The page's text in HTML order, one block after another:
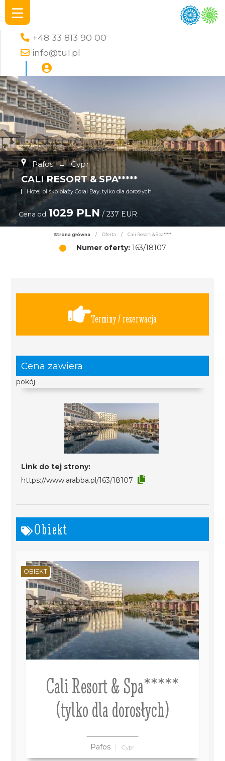
+48 33 813 90 00
info@tu1.pl
Pafos → Cypr
CALI RESORT & SPA*****
Hotel blisko plaży Coral Bay, tylko dla dorosłych
Cena od 1029 PLN / 237 EUR
Strona główna / Oferta / Cali Resort & Spa*****
Numer oferty:163/18107
Terminy / rezerwacja
Cena zawiera
pokój
Link do tej strony:
https://www.arabba.pl/163/18107
Obiekt
Cali Resort & Spa*****
(tylko dla dorosłych)
Pafos Cypr
OBIEKT